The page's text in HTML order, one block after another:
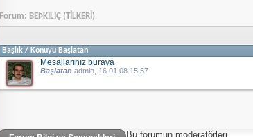
Forum: BEÞKILIÇ (TİLKERİ)
Başlık / Konuyu Başlatan
Mesajlarınız buraya
Başlatan admin, 16.01.08 15:57
Bu forumun moderatörleri